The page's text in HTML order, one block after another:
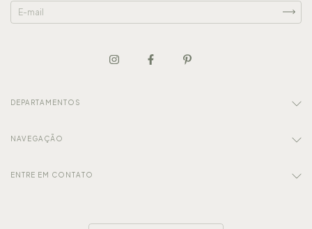
DEPARTAMENTOS
NAVEGAÇÃO
ENTRE EM CONTATO